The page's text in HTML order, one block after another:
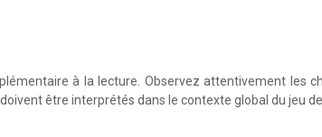
à la lecture. Observez attentivement les
être interprétés dans le contexte global du jeu de